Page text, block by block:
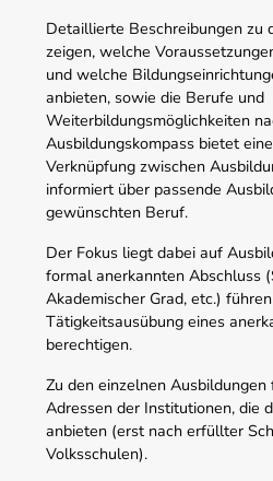
Detaillierte Beschreibungen zu
zeigen, welche
und welche
anbieten, sowie die Berufe und
Weiterbildungsmöglichkeiten
Ausbildungskompass bietet
Verknüpfung zwischen
informiert über passende
gewünschten Beruf.
Der Fokus liegt dabei auf
formal anerkannten Abschluss
Akademischer Grad, etc.)
Tätigkeitsausübung eines
berechtigen.
Zu den einzelnen Ausbildungen
Adressen der Institutionen, die
anbieten (erst nach erfüllter
Volksschulen).